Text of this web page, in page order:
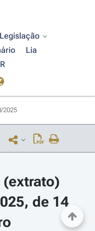
Legislação
Lia
2025
de 14